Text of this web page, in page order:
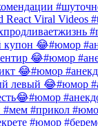
React Viral Videos
😂#юмор
😂#юмор
😂#юмор
левый 😂#юмор
#мем #прикол
#юмор